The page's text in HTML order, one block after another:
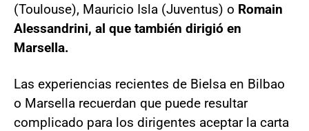
(Toulouse), Mauricio Isla (Juventus) o Romain
Alessandrini, al que también dirigió en
Marsella.
Las experiencias recientes de Bielsa en Bilbao
o Marsella recuerdan que puede resultar
complicado para los dirigentes aceptar la carta